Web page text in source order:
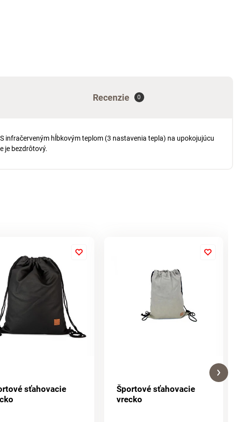
Recenzie 0
infračerveným hĺbkovým teplom (3 nastavenia tepla) na upokojujúcu
je bezdrôtový.
sťahovacie
Športové sťahovacie
vrecko